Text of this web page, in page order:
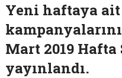
Yeni haftaya
Mart 2019 Hafta
yayınlandı.